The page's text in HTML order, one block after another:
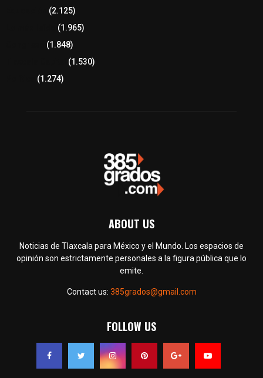
(2.125)
(1.965)
(1.848)
(1.530)
(1.274)
ABOUT US
Noticias de Tlaxcala para México y el Mundo. Los espacios de
opinión son estrictamente personales a la figura pública que lo
emite.
Contact us: 385grados@gmail.com
FOLLOW US